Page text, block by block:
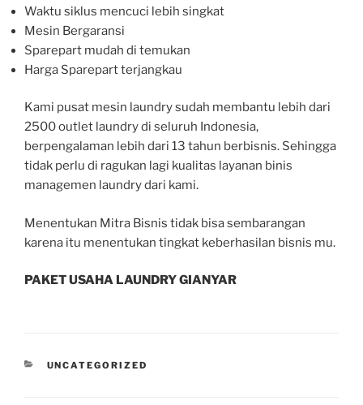
Waktu siklus mencuci lebih singkat
Mesin Bergaransi
Sparepart mudah di temukan
Harga Sparepart terjangkau
Kami pusat mesin laundry sudah membantu lebih dari
2500 outlet laundry di seluruh Indonesia,
berpengalaman lebih dari 13 tahun berbisnis. Sehingga
tidak perlu di ragukan lagi kualitas layanan binis
managemen laundry dari kami.
Menentukan Mitra Bisnis tidak bisa sembarangan
karena itu menentukan tingkat keberhasilan bisnis mu.
PAKET USAHA LAUNDRY GIANYAR
UNCATEGORIZED